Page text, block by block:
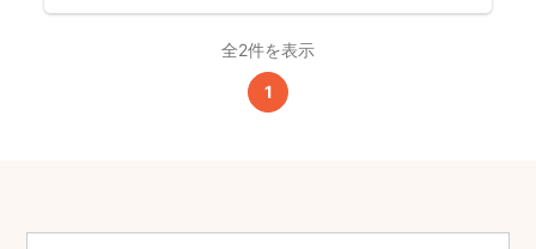
全2件を表示
1